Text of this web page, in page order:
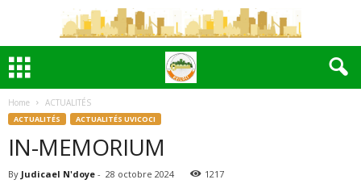
Home ACTUALITÉS
ACTUALITÉS ACTUALITÉS UVICOCI
IN-MEMORIUM
By Judicael N'doye - 28 octobre 2024 1217